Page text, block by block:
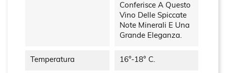
Conferisce A Questo
Vino Delle Spiccate
Note Minerali E Una
Grande Eleganza.
Temperatura 16°-18° C.